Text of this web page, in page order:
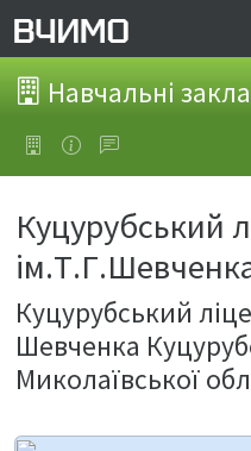
Навчальні
Куцурубський
Куцурубський
Шевченка
Миколаївської